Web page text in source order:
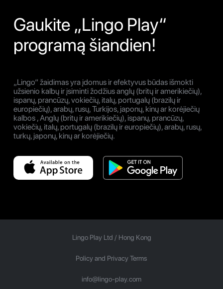
Gaukite „Lingo Play“
programą šiandien!
„Lingo“ žaidimas yra įdomus ir efektyvus būdas išmokti
užsienio kalbų ir įsiminti žodžius anglų (britų ir amerikiečių),
ispanų, prancūzų, vokiečių, italų, portugalų (brazilų ir
europiečių), arabų, rusų, Turkijos, japonų, kinų ar korėjiečių
kalbos , Anglų (britų ir amerikiečių), ispanų, prancūzų,
vokiečių, italų, portugalų (brazilų ir europiečių), arabų, rusų,
turkų, japonų, kinų ar korėjiečių.
Lingo Play Ltd / Hong Kong
Policy and Privacy Terms
info@lingo-play.com